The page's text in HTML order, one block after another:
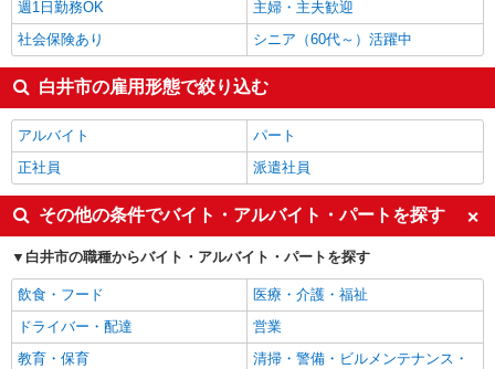
週1日勤務OK
主婦・主夫歓迎
社会保険あり
シニア（60代～）活躍中
白井市の雇用形態で絞り込む
アルバイト
パート
正社員
派遣社員
その他の条件でバイト・アルバイト・パートを探す
白井市の職種からバイト・アルバイト・パートを探す
飲食・フード
医療・介護・福祉
ドライバー・配達
営業
教育・保育
清掃・警備・ビルメンテナンス・